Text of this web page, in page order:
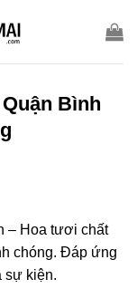
Bình
– Hoa tươi chất
chóng. Đáp ứng
sự kiện.